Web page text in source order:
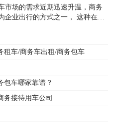
市场的需求近期迅速升温，商务
企业出行的方式之一， 这种在外
虑。有的企业考虑租车或包车，
待高端客户，因此商务包车就成
错的选择。 并且以重庆租车为例
出游。以下是重庆租车商务包车
租车/商务车出租/商务包车
包车哪家靠谱？
务接待用车公司